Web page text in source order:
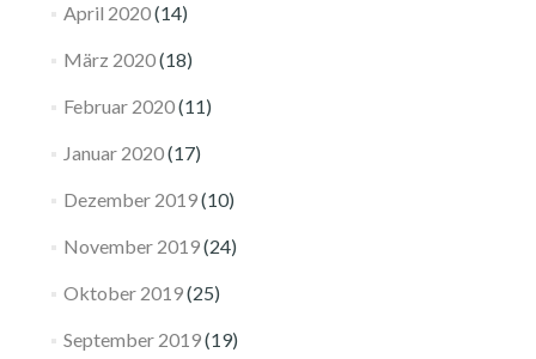
April 2020(14)
März 2020(18)
Februar 2020(11)
Januar 2020(17)
Dezember 2019(10)
November 2019(24)
Oktober 2019(25)
September 2019(19)